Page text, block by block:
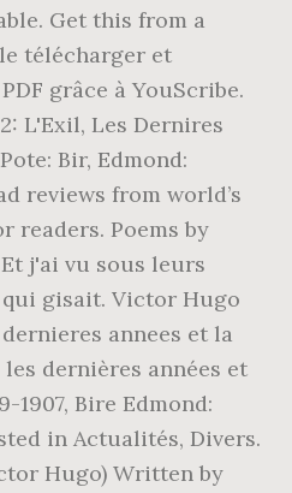
Get this from a
télécharger et
grâce à YouScribe.
L'Exil, Les Dernires
Bir, Edmond:
reviews from world’s
readers. Poems by
j'ai vu sous leurs
gisait. Victor Hugo
annees et la
dernières années et
1907, Bire Edmond:
in Actualités, Divers.
Hugo) Written by